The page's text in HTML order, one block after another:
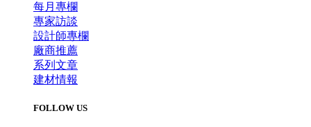
每月專欄
專家訪談
設計師專欄
廠商推薦
系列文章
建材情報
FOLLOW US